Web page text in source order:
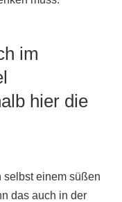
im
hier die
selbst einem süßen
das auch in der